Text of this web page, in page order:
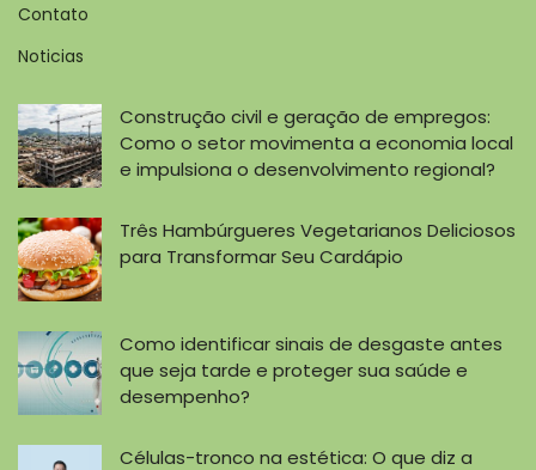
Contato
Noticias
Construção civil e geração de empregos:
Como o setor movimenta a economia local
e impulsiona o desenvolvimento regional?
Três Hambúrgueres Vegetarianos Deliciosos
para Transformar Seu Cardápio
Como identificar sinais de desgaste antes
que seja tarde e proteger sua saúde e
desempenho?
Células-tronco na estética: O que diz a